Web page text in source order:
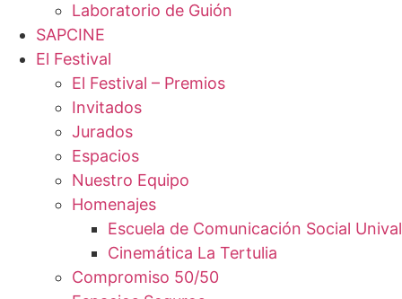
Laboratorio de Guión
SAPCINE
El Festival
El Festival – Premios
Invitados
Jurados
Espacios
Nuestro Equipo
Homenajes
Escuela de Comunicación Social
Cinemática La Tertulia
Compromiso 50/50